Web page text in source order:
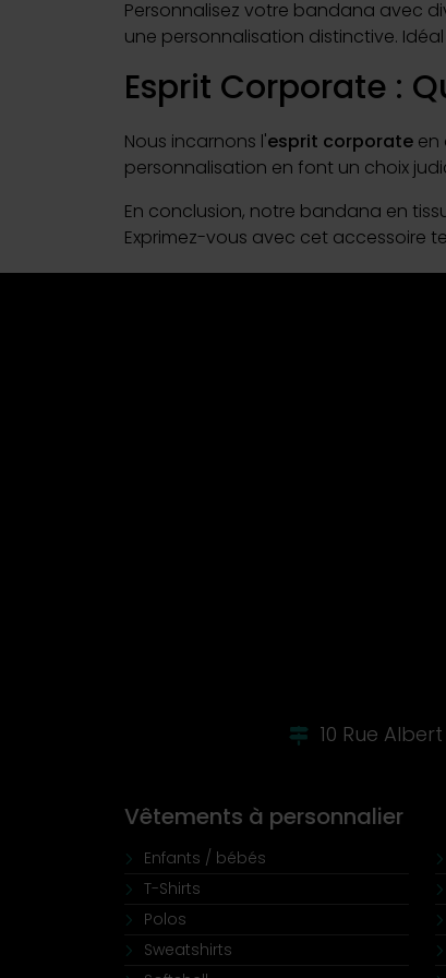
Personnalisez votre bandana avec
une personnalisation distinctive.
Esprit Corporate :
Nous incarnons l'esprit corporate en
personnalisation en font un choix
En conclusion, notre bandana en
Exprimez-vous avec cet accessoire
10 Rue
Vêtements à personnalier
Enfants / bébés
T-Shirts
Polos
Sweatshirts